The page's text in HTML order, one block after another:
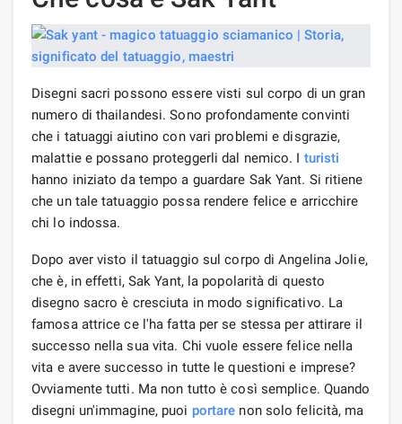
Disegni sacri possono essere visti sul corpo di un gran
numero di thailandesi. Sono profondamente convinti
che i tatuaggi aiutino con vari problemi e disgrazie,
malattie e possano proteggerli dal nemico. I turisti
hanno iniziato da tempo a guardare Sak Yant. Si ritiene
che un tale tatuaggio possa rendere felice e arricchire
chi lo indossa.
Dopo aver visto il tatuaggio sul corpo di Angelina Jolie,
che è, in effetti, Sak Yant, la popolarità di questo
disegno sacro è cresciuta in modo significativo. La
famosa attrice ce l'ha fatta per se stessa per attirare il
successo nella sua vita. Chi vuole essere felice nella
vita e avere successo in tutte le questioni e imprese?
Ovviamente tutti. Ma non tutto è così semplice. Quando
disegni un'immagine, puoi portare non solo felicità, ma